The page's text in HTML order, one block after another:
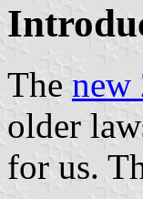
The new
older
for us.